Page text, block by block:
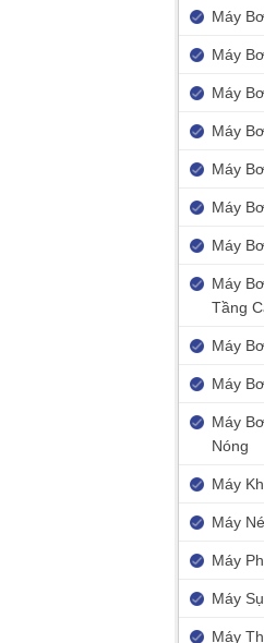
Máy
Máy
Máy
Máy
Máy
Máy
Máy
Máy
Tầng
Máy
Máy
Máy
Nóng
Máy
Máy
Máy
Máy
Máy